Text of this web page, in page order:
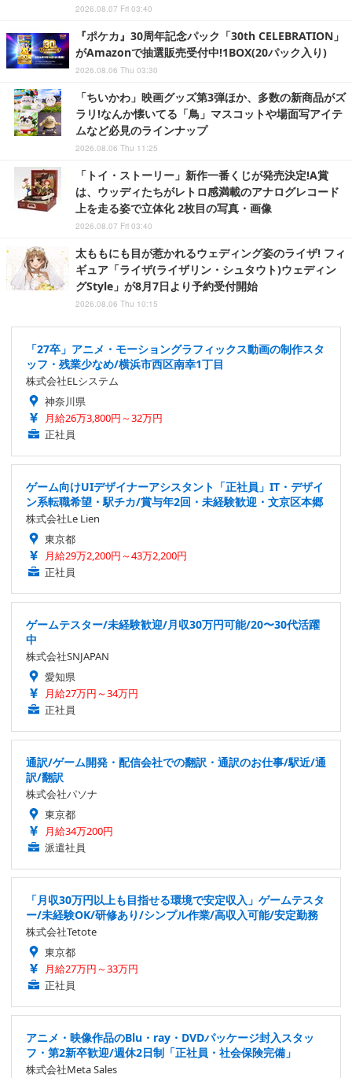
2026.08.07 Fri 03:40
『ポケカ』30周年記念パック「30th CELEBRATION」
がAmazonで抽選販売受付中!1BOX(20パック入り)
2026.08.06 Thu 03:30
「ちいかわ」映画グッズ第3弾ほか、多数の新商品がズ
ラリ!なんか懐いてる「鳥」マスコットや場面写アイテ
ムなど必見のラインナップ
2026.08.06 Thu 11:25
「トイ・ストーリー」新作一番くじが発売決定!A賞
は、ウッディたちがレトロ感満載のアナログレコード
上を走る姿で立体化 2枚目の写真・画像
2026.08.07 Fri 03:40
太ももにも目が惹かれるウェディング姿のライザ! フィ
ギュア「ライザ(ライザリン・シュタウト)ウェディン
グStyle」が8月7日より予約受付開始
2026.08.06 Thu 10:15
「27卒」アニメ・モーショングラフィックス動画の制作スタ
ッフ・残業少なめ/横浜市西区南幸1丁目
株式会社ELシステム
神奈川県
月給26万3,800円～32万円
正社員
ゲーム向けUIデザイナーアシスタント「正社員」IT・デザイ
ン系転職希望・駅チカ/賞与年2回・未経験歓迎・文京区本郷
株式会社Le Lien
東京都
月給29万2,200円～43万2,200円
正社員
ゲームテスター/未経験歓迎/月収30万円可能/20〜30代活躍
中
株式会社SNJAPAN
愛知県
月給27万円～34万円
正社員
通訳/ゲーム開発・配信会社での翻訳・通訳のお仕事/駅近/通
訳/翻訳
株式会社パソナ
東京都
月給34万200円
派遣社員
「月収30万円以上も目指せる環境で安定収入」ゲームテスタ
ー/未経験OK/研修あり/シンプル作業/高収入可能/安定勤務
株式会社Tetote
東京都
月給27万円～33万円
正社員
アニメ・映像作品のBlu・ray・DVDパッケージ封入スタッ
フ・第2新卒歓迎/週休2日制「正社員・社会保険完備」
株式会社Meta Sales